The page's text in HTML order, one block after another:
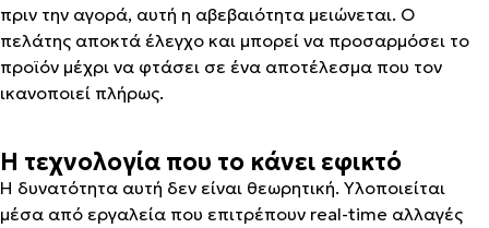
πριν την αγορά, αυτή η αβεβαιότητα μειώνεται. Ο
πελάτης αποκτά έλεγχο και μπορεί να προσαρμόσει το
προϊόν μέχρι να φτάσει σε ένα αποτέλεσμα που τον
ικανοποιεί πλήρως.
Η τεχνολογία που το κάνει εφικτό
Η δυνατότητα αυτή δεν είναι θεωρητική. Υλοποιείται
μέσα από εργαλεία που επιτρέπουν real-time αλλαγές